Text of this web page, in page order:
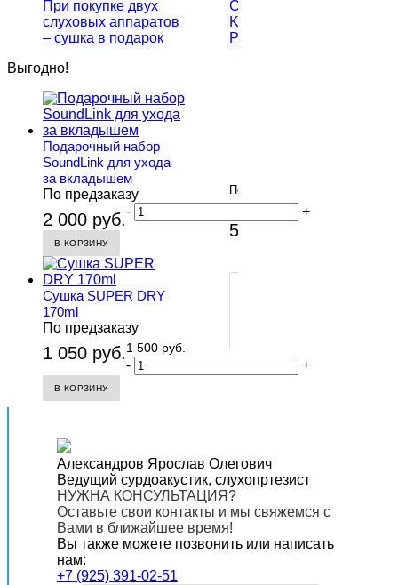
При покупке двух
слуховых аппаратов
– сушка в подарок
Выгодно!
Подарочный набор
SoundLink для ухода
за вкладышем
По предзаказу
2 000 руб.- +
В КОРЗИНУ
Сушка SUPER DRY
170ml
По предзаказу
1 050 руб.1 500 руб.
- +
В КОРЗИНУ
P
По
предзаказу
59 000 руб.
Александров Ярослав Олегович
Ведущий сурдоакустик, слухопртезист
НУЖНА КОНСУЛЬТАЦИЯ?
Оставьте свои контакты и мы свяжемся с
Вами в ближайшее время!
Вы также можете позвонить или написать
нам:
+7 (925) 391-02-51